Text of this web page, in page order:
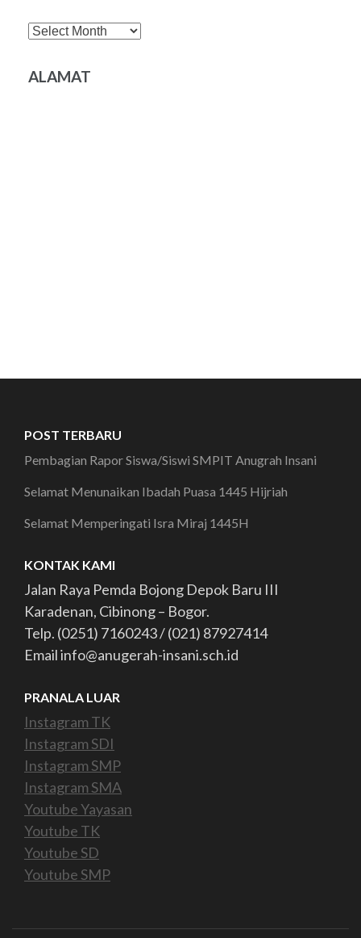
Archives
ALAMAT
POST TERBARU
Pembagian Rapor Siswa/Siswi SMPIT Anugrah Insani
Selamat Menunaikan Ibadah Puasa 1445 Hijriah
Selamat Memperingati Isra Miraj 1445H
KONTAK KAMI
Jalan Raya Pemda Bojong Depok Baru III
Karadenan, Cibinong – Bogor.
Telp. (0251) 7160243 / (021) 87927414
Email info@anugerah-insani.sch.id
PRANALA LUAR
Instagram TK
Instagram SDI
Instagram SMP
Instagram SMA
Youtube Yayasan
Youtube TK
Youtube SD
Youtube SMP